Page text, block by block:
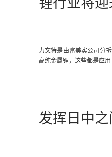
力文特是由富美实公司分
高纯金属锂，这些都是应
发挥日中